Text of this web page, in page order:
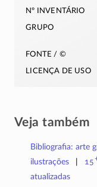
nº inventário
grupo
fonte / ©
licença de uso
Veja também
Bibliografia: arte
ilustrações
15
atualizadas